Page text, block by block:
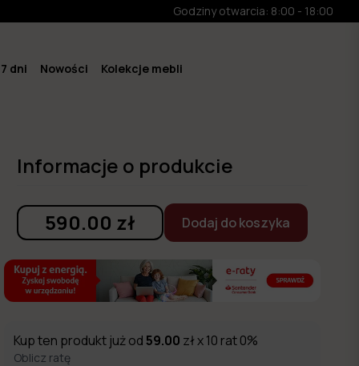
Godziny otwarcia: 8:00 - 18:00
dni Nowości Kolekcje mebli
Informacje o produkcie
590.00 zł Dodaj do koszyka
Kup ten produkt już od59.00 zł x 10 rat 0%
Oblicz ratę